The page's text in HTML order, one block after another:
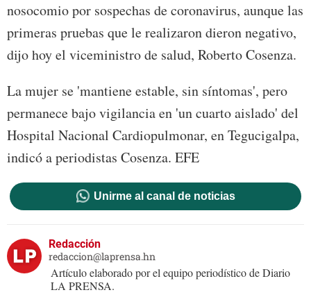
nosocomio por sospechas de coronavirus, aunque las
primeras pruebas que le realizaron dieron negativo,
dijo hoy el viceministro de salud, Roberto Cosenza.
La mujer se 'mantiene estable, sin síntomas', pero
permanece bajo vigilancia en 'un cuarto aislado' del
Hospital Nacional Cardiopulmonar, en Tegucigalpa,
indicó a periodistas Cosenza. EFE
Unirme al canal de noticias
Redacción
redaccion@laprensa.hn
Artículo elaborado por el equipo periodístico de Diario
LA PRENSA.